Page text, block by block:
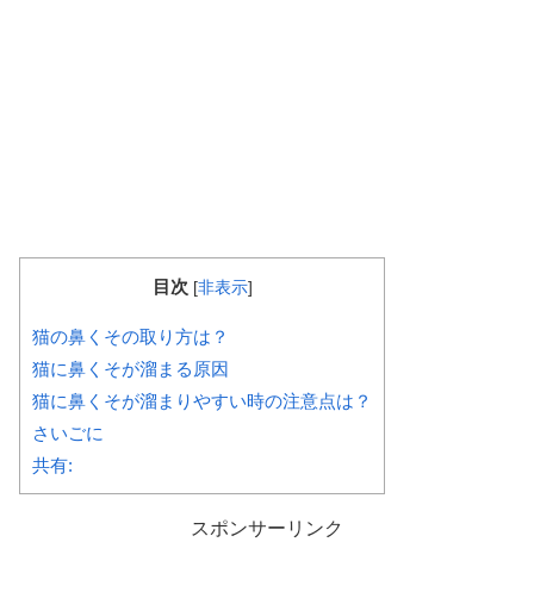
目次 [非表示]
猫の鼻くその取り方は？
猫に鼻くそが溜まる原因
猫に鼻くそが溜まりやすい時の注意点は？
さいごに
共有:
スポンサーリンク